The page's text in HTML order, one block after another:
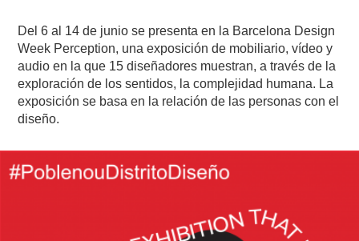
Del 6 al 14 de junio se presenta en la Barcelona Design
Week Perception, una exposición de mobiliario, vídeo y
audio en la que 15 diseñadores muestran, a través de la
exploración de los sentidos, la complejidad humana. La
exposición se basa en la relación de las personas con el
diseño.